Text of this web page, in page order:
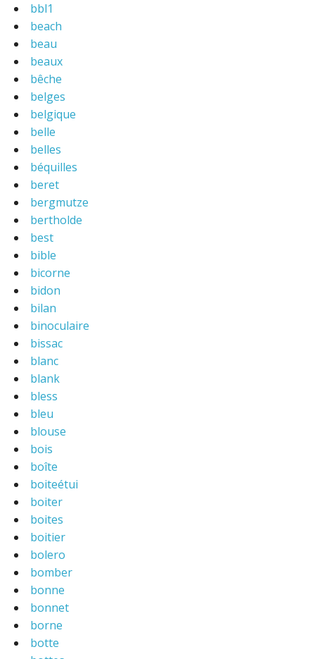
bbl1
beach
beau
beaux
bêche
belges
belgique
belle
belles
béquilles
beret
bergmutze
bertholde
best
bible
bicorne
bidon
bilan
binoculaire
bissac
blanc
blank
bless
bleu
blouse
bois
boîte
boiteétui
boiter
boites
boitier
bolero
bomber
bonne
bonnet
borne
botte